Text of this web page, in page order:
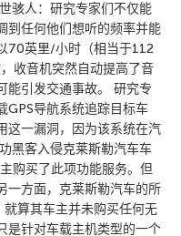
骇人：研究专家们不仅能
到任何他们想听的频率并能
70英里/小时（相当于112
收音机突然自动提高了音
能引发交通事故。 研究专
GPS导航系统追踪目标车
这一漏洞，因为该系统在汽
黑客入侵克莱斯勒汽车车
购买了此项功能服务。但
一方面，克莱斯勒汽车的所
算其车主并未购买任何无
是针对车载主机类型的一个